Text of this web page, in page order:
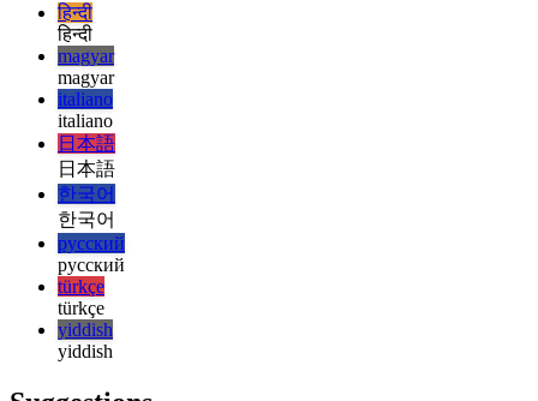
עברית
עברית
हिन्दी
हिन्दी
magyar
magyar
italiano
italiano
日本語
日本語
한국어
한국어
русский
русский
türkçe
türkçe